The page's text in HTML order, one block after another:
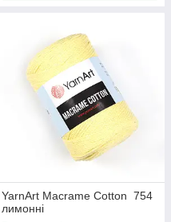
YarnArt Macrame Cotton 754
лимонні